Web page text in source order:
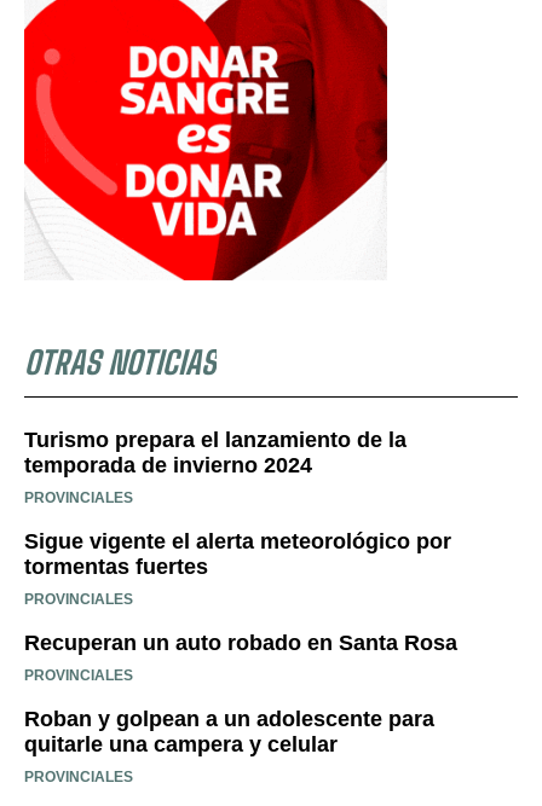
OTRAS NOTICIAS
Turismo prepara el lanzamiento de la
temporada de invierno 2024
PROVINCIALES
Sigue vigente el alerta meteorológico por
tormentas fuertes
PROVINCIALES
Recuperan un auto robado en Santa Rosa
PROVINCIALES
Roban y golpean a un adolescente para
quitarle una campera y celular
PROVINCIALES